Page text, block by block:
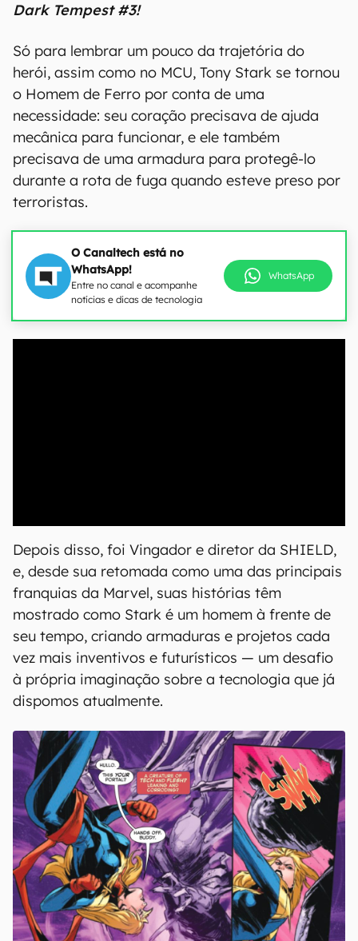
Dark Tempest #3!
Só para lembrar um pouco da trajetória do
herói, assim como no MCU, Tony Stark se tornou
o Homem de Ferro por conta de uma
necessidade: seu coração precisava de ajuda
mecânica para funcionar, e ele também
precisava de uma armadura para protegê-lo
durante a rota de fuga quando esteve preso por
terroristas.
O Canaltech está no
WhatsApp!
Entre no canal e acompanhe
notícias e dicas de tecnologia
WhatsApp
Depois disso, foi Vingador e diretor da SHIELD,
e, desde sua retomada como uma das principais
franquias da Marvel, suas histórias têm
mostrado como Stark é um homem à frente de
seu tempo, criando armaduras e projetos cada
vez mais inventivos e futurísticos — um desafio
à própria imaginação sobre a tecnologia que já
dispomos atualmente.